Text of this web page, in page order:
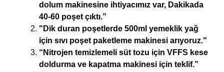
dolum makinesine ihtiyacımız var, Dakikada
40-60 poşet çıktı.”
"Dik duran poşetlerde 500ml yemeklik yağ
için sıvı poşet paketleme makinesi arıyoruz."
“Nitrojen temizlemeli süt tozu için VFFS kese
doldurma ve kapatma makinesi için teklif.”